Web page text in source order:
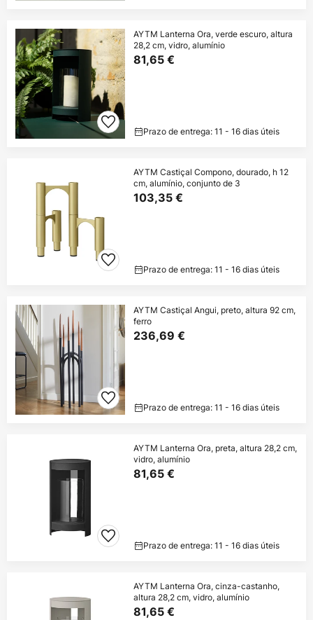
AYTM Lanterna Ora, verde escuro, altura
28,2 cm, vidro, alumínio
81,65 €
Prazo de entrega: 11 - 16 dias úteis
AYTM Castiçal Compono, dourado, h 12
cm, alumínio, conjunto de 3
103,35 €
Prazo de entrega: 11 - 16 dias úteis
AYTM Castiçal Angui, preto, altura 92 cm,
ferro
236,69 €
Prazo de entrega: 11 - 16 dias úteis
AYTM Lanterna Ora, preta, altura 28,2 cm,
vidro, alumínio
81,65 €
Prazo de entrega: 11 - 16 dias úteis
AYTM Lanterna Ora, cinza-castanho,
altura 28,2 cm, vidro, alumínio
81,65 €